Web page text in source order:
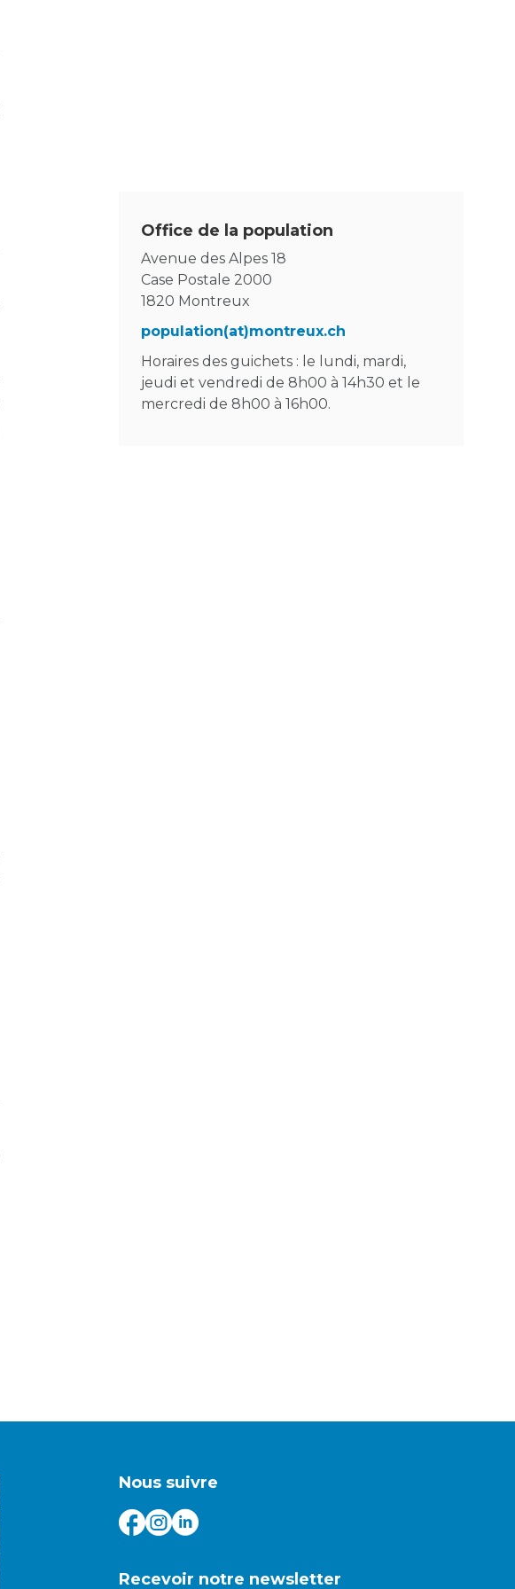
Office de la population
Avenue des Alpes 18
Case Postale 2000
1820 Montreux
population(at)montreux.ch
Horaires des guichets : le lundi, mardi,
jeudi et vendredi de 8h00 à 14h30 et le
mercredi de 8h00 à 16h00.
Nous suivre
Recevoir notre newsletter